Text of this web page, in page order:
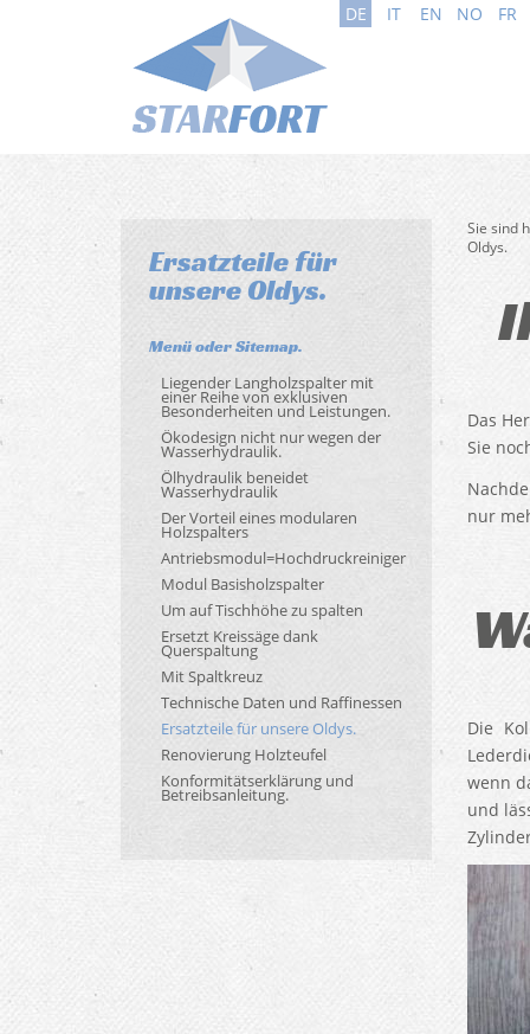
DE IT EN NO FR
Ersatzteile für
unsere Oldys.
Menü oder Sitemap.
Liegender Langholzspalter mit
einer Reihe von exklusiven
Besonderheiten und Leistungen.
Ökodesign nicht nur wegen der
Wasserhydraulik.
Ölhydraulik beneidet
Wasserhydraulik
Der Vorteil eines modularen
Holzspalters
Antriebsmodul=Hochdruckreiniger
Modul Basisholzspalter
Um auf Tischhöhe zu spalten
Ersetzt Kreissäge dank
Querspaltung
Mit Spaltkreuz
Technische Daten und Raffinessen
Ersatzteile für unsere Oldys.
Renovierung Holzteufel
Konformitätserklärung und
Betreibsanleitung.
Sie sind
Oldys.
Das
Sie
nur
Die
wenn
und